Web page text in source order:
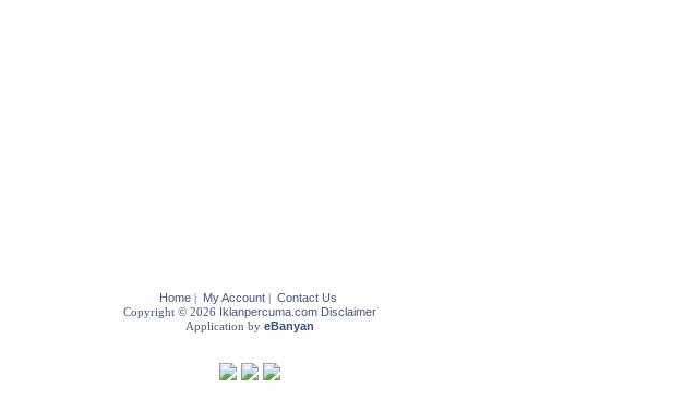
Home | My Account | Contact Us
Copyright © 2026 Iklanpercuma.com Disclaimer
Application by eBanyan